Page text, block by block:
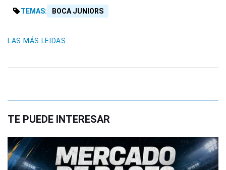
TEMAS: BOCA JUNIORS
LAS MÁS LEIDAS
TE PUEDE INTERESAR